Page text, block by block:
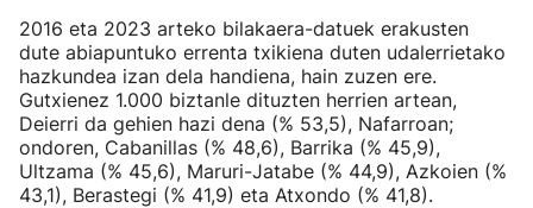
2016 eta 2023 arteko bilakaera-datuek erakusten
dute abiapuntuko errenta txikiena duten udalerrietako
hazkundea izan dela handiena, hain zuzen ere.
Gutxienez 1.000 biztanle dituzten herrien artean,
Deierri da gehien hazi dena (% 53,5), Nafarroan;
ondoren, Cabanillas (% 48,6), Barrika (% 45,9),
Ultzama (% 45,6), Maruri-Jatabe (% 44,9), Azkoien (%
43,1), Berastegi (% 41,9) eta Atxondo (% 41,8).